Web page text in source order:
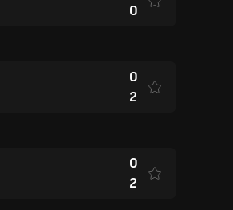
0
0
2
0
2